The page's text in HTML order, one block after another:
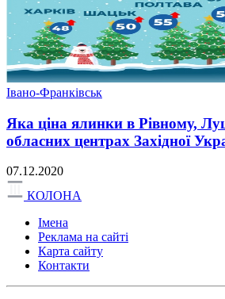
Івано-Франківськ
Яка ціна ялинки в Рівному,
обласних центрах Західної
07.12.2020
КОЛОНА
Імена
Реклама на сайті
Карта сайту
Контакти